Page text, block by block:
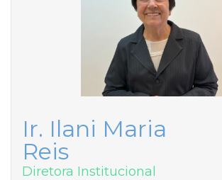
Ir. Ilani Maria
Reis
Diretora Institucional